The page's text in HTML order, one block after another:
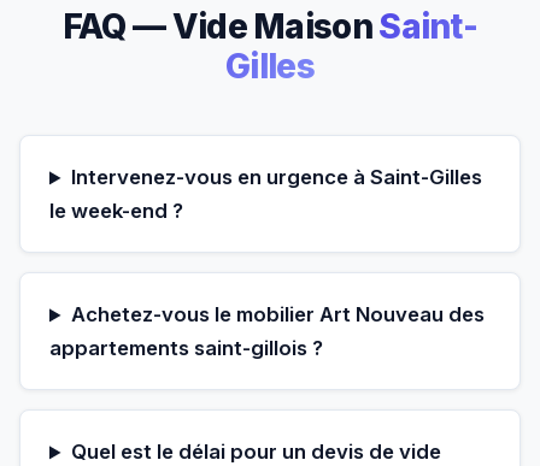
FAQ — Vide MaisonSaint-
Gilles
Intervenez-vous en urgence à Saint-Gilles
le week-end ?
Achetez-vous le mobilier Art Nouveau des
appartements saint-gillois ?
Quel est le délai pour un devis de vide